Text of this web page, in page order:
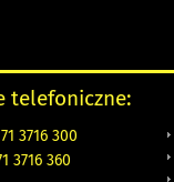
telefoniczne:
3716 300
3716 360